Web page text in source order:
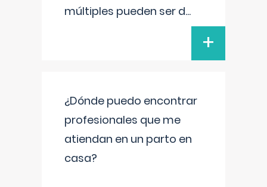
múltiples pueden ser d...
+
¿Dónde puedo encontrar
profesionales que me
atiendan en un parto en
casa?